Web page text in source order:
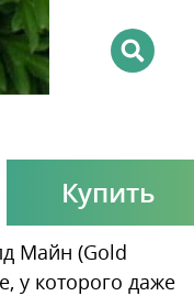
Купить
Майн (Gold
у которого даже